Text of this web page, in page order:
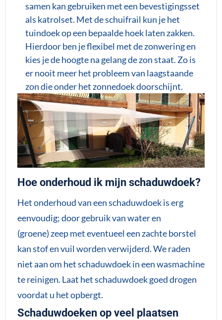
samen kan gebruiken met een bevestigingsset
als katrolset. Met de schuifrail kun je het
tuindoek op een bepaalde hoek laten zakken.
Hierdoor ben je flexibel met de zonwering en
kies je de hoogte na gelang de zon staat. Zo is
er nooit meer het probleem van laagstaande
zon die onder het zonnedoek doorschijnt.
Hoe onderhoud ik mijn schaduwdoek?
Het onderhoud van een schaduwdoek is erg
eenvoudig; door gebruik van water en
(groene) zeep met eventueel een zachte borstel
kan stof en vuil worden verwijderd. We raden
niet aan om het schaduwdoek in een wasmachine
te reinigen. Laat het schaduwdoek goed drogen
voordat u het opbergt.
Schaduwdoeken op veel plaatsen